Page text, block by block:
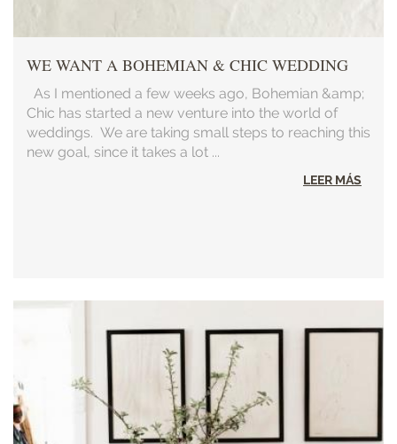
WE WANT A BOHEMIAN & CHIC WEDDING
As I mentioned a few weeks ago, Bohemian &amp;
Chic has started a new venture into the world of
weddings. We are taking small steps to reaching this
new goal, since it takes a lot ...
LEER MÁS